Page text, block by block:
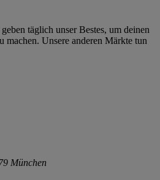
täglich unser Bestes, um deinen
machen. Unsere anderen Märkte tun
München